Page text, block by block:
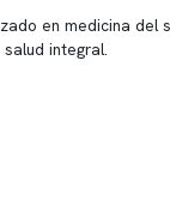
en medicina del
integral.